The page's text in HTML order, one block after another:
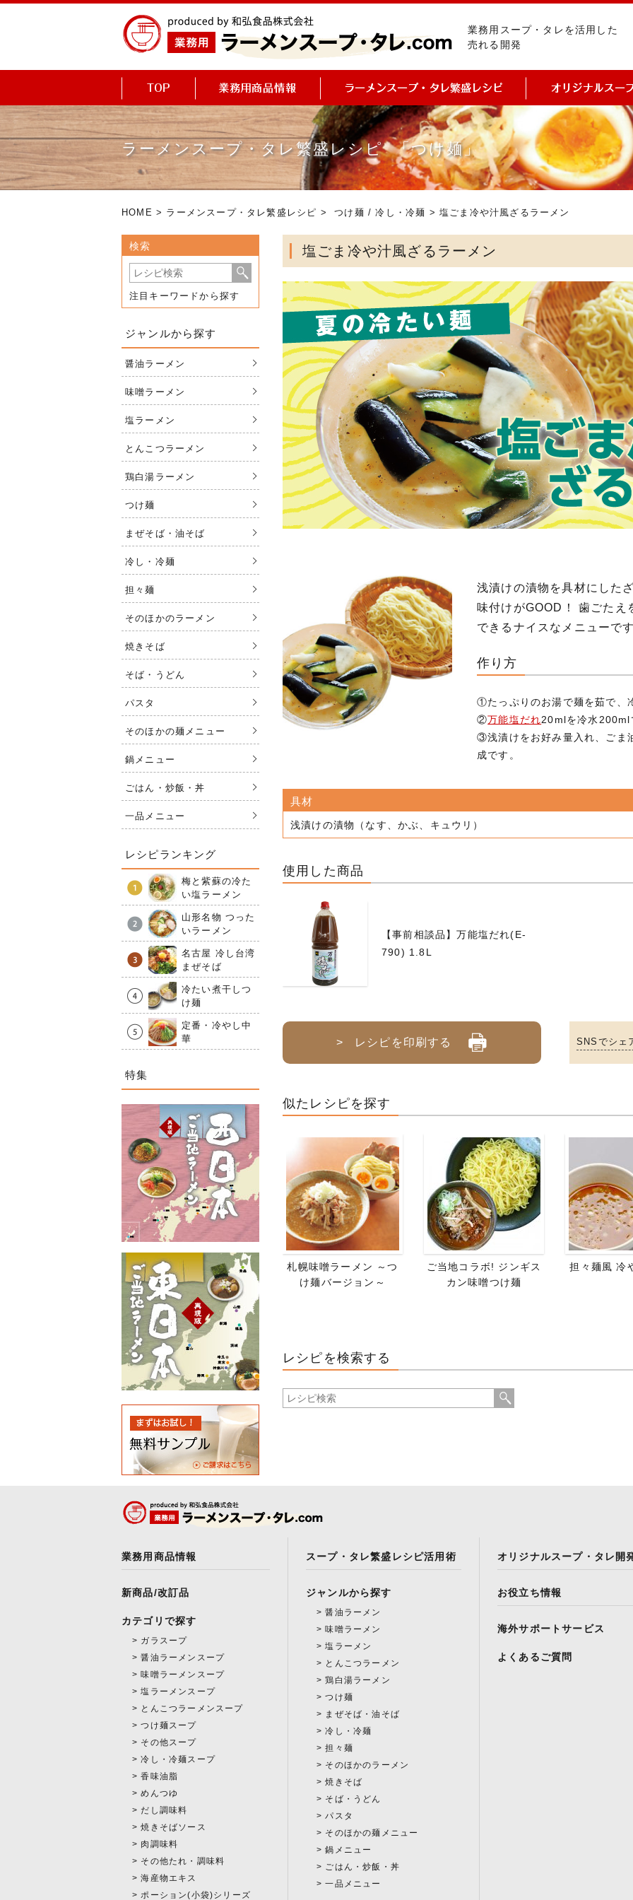
業務用スープ・タレを活用した
売れる開発
ラーメンスープ・タレ繁盛レシピ 「つけ麺」
HOME > ラーメンスープ・タレ繁盛レシピ >つけ麺 /冷し・冷麺 > 塩ごま冷や汁風ざるラーメン
塩ごま冷や汁風ざるラーメン
浅漬けの漬物を具材にした
味付けがGOOD！ 歯ごたえ
できるナイスなメニューで
作り方
①たっぷりのお湯で麺を茹で、
②万能塩だれ20mlを冷水200ml
③浅漬けをお好み量入れ、ごま
成です。
具材
浅漬けの漬物（なす、かぶ、キュウリ）
使用した商品
【事前相談品】万能塩だれ(E-
790) 1.8L
> レシピを印刷する SNSでシェ
似たレシピを探す
札幌味噌ラーメン ～つ
け麺バージョン～
ご当地コラボ! ジンギス
カン味噌つけ麺
担々麺風 冷
レシピを検索する
検索
注目キーワードから探す
ジャンルから探す
醤油ラーメン
味噌ラーメン
塩ラーメン
とんこつラーメン
鶏白湯ラーメン
つけ麺
まぜそば・油そば
冷し・冷麺
担々麺
そのほかのラーメン
焼きそば
そば・うどん
パスタ
そのほかの麺メニュー
鍋メニュー
ごはん・炒飯・丼
一品メニュー
レシピランキング
梅と紫蘇の冷た
い塩ラーメン
山形名物 つった
いラーメン
名古屋 冷し台湾
まぜそば
冷たい煮干しつ
け麺
定番・冷やし中
華
特集
業務用商品情報
新商品/改訂品
カテゴリで探す
ガラスープ
醤油ラーメンスープ
味噌ラーメンスープ
塩ラーメンスープ
とんこつラーメンスープ
つけ麺スープ
その他スープ
冷し・冷麺スープ
香味油脂
めんつゆ
だし調味料
焼きそばソース
肉調味料
その他たれ・調味料
海産物エキス
ポーション(小袋)シリーズ
スープ・タレ繁盛レシピ活用術
ジャンルから探す
醤油ラーメン
味噌ラーメン
塩ラーメン
とんこつラーメン
鶏白湯ラーメン
つけ麺
まぜそば・油そば
冷し・冷麺
担々麺
そのほかのラーメン
焼きそば
そば・うどん
パスタ
そのほかの麺メニュー
鍋メニュー
ごはん・炒飯・丼
一品メニュー
オリジナルスープ・タレ開
お役立ち情報
海外サポートサービス
よくあるご質問